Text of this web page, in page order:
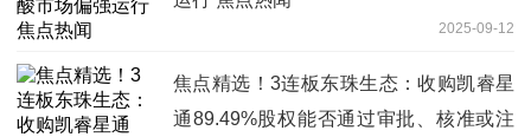
2025-09-12
焦点精选！3连板东珠生态：收购凯睿星
通89.49%股权能否通过审批、核准或注